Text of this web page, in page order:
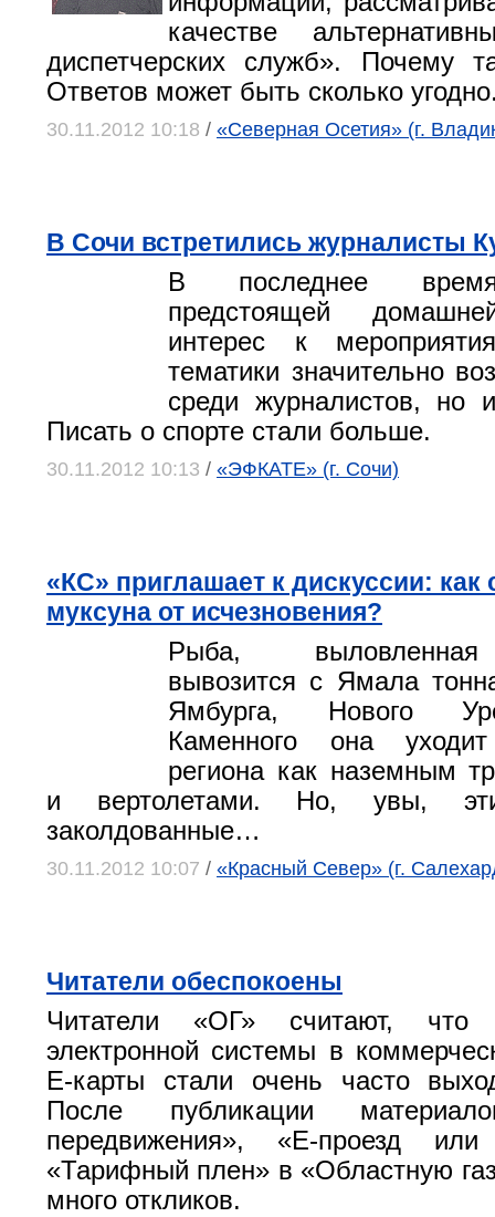
качестве
диспетчерских служб». Почему
Ответов может быть сколько
30.11.2012 10:18 / «Северная Осетия» (г.
В Сочи встретились журналисты
В последнее
предстоящей
интерес к
тематики значительно
среди журналистов, но
Писать о спорте стали больше.
30.11.2012 10:13 / «ЭФКАТЕ» (г. Сочи)
«КС» приглашает к дискуссии: как
муксуна от исчезновения?
Рыба,
вывозится с Ямала
Ямбурга, Нового
Каменного она
региона как наземным
и вертолетами. Но, увы,
заколдованные…
30.11.2012 10:07 / «Красный Север» (г.
Читатели обеспокоены
Читатели «ОГ» считают, что
электронной системы в
Е-карты стали очень часто
После публикации
передвижения», «Е-проезд
«Тарифный плен» в «Областную
много откликов.